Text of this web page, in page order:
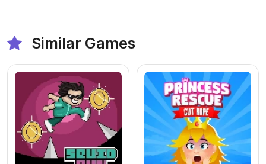
Similar Games